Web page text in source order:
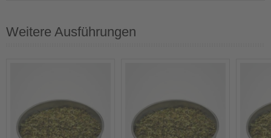
Weitere Ausführungen